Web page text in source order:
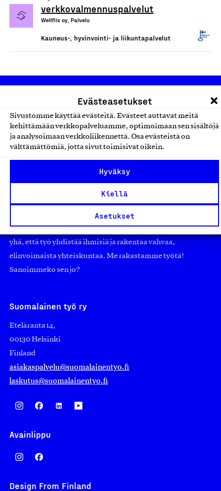
Evästeasetukset
Sivustomme käyttää evästeitä. Evästeet auttavat meitä
kehittämään verkkopalveluamme, optimoimaan sen sisältöjä
ja analysoimaan verkkoliikennettä. Osa evästeistä on
välttämättömiä, jotta sivut toimisivat oikein.
Hyväksy
Kiellä
Asetukset
verkkovalmennuspalvelut
Wellflix oy, Palvelu
Kauneus-, hyvinvointi- ja liikuntapalvelut
Olemme jäsentemme omistama puolueeton,
työmarkkinajärjestöistä riippumaton yhdistys.
Jäseninämme on koko suomalaisen yhteiskunnan kirjo
edistämään suomalaista työtä ja teollisuutta sekä
nostamaan ylpeyttä kotimaisesta osaamisesta. Uskomme
yhä, että työ yhdistää ihmisiä ja rakentaa vahvaa,
elinvoimaista yhteiskuntaa. Me rakastamme työtä!
Sanoimmeko sen jo?
Suomalainen työ ry
Eteläranta 14,
00130 Helsinki
Finland
asiakaspalvelu@suomalainentyo.fi
laskutus@suomalainentyo.fi
Avainlippu
Design From Finland